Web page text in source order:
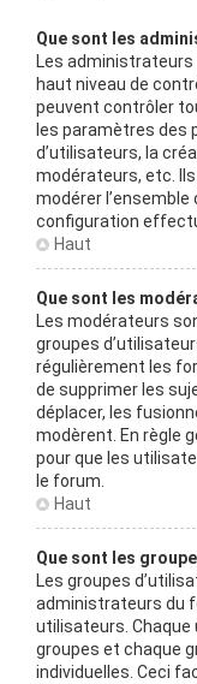
Que sont les
Les
haut niveau de
peuvent contrôler
les paramètres des
d’utilisateurs, la
modérateurs, etc.
modérer
configuration
Haut
Que sont les
Les modérateurs
groupes
régulièrement les
de supprimer les
déplacer, les
modèrent. En règle
pour que les
le forum.
Haut
Que sont les
Les groupes
administrateurs du
utilisateurs.
groupes et chaque
individuelles. Ceci